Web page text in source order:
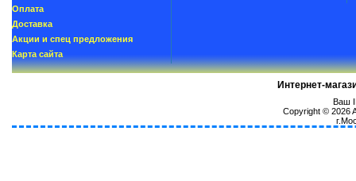
Oплатa
Доставка
Акции и спец предложения
Карта сайта
Интернет-
Ваш
Copyright © 2026